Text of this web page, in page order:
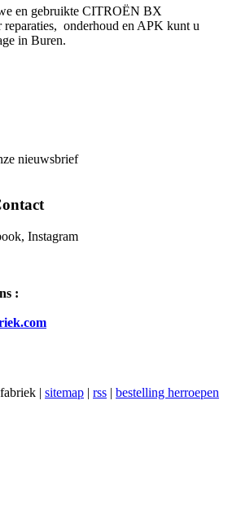
en gebruikte CITROËN BX
reparaties, onderhoud en APK kunt u
in Buren.
nieuwsbrief
Instagram
:
| sitemap | rss | bestelling herroepen